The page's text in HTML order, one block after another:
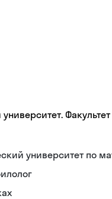
университет по